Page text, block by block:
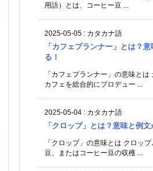
用語）とは、コーヒー豆 ...
2025-05-05 : カタカナ語
「カフェプランナー」とは？
る！
「カフェプランナー」の意味とは
カフェを総合的にプロデュー ...
2025-05-04 : カタカナ語
「クロップ」とは？意味と例文
「クロップ」の意味とは クロッ
豆、またはコーヒー豆の収穫 ...